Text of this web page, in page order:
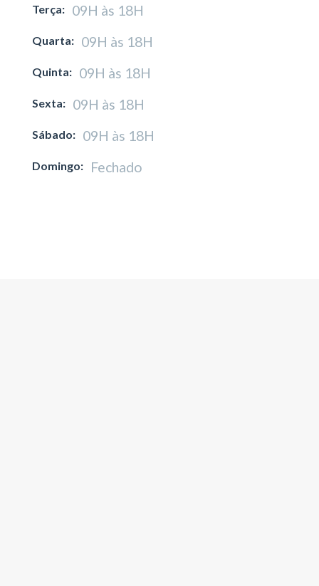
Terça: 09H às 18H
Quarta: 09H às 18H
Quinta: 09H às 18H
Sexta: 09H às 18H
Sábado: 09H às 18H
Domingo: Fechado